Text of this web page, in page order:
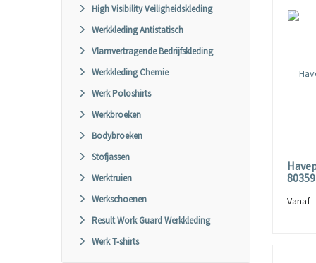
High Visibility Veiligheidskleding
Werkkleding Antistatisch
Vlamvertragende Bedrijfskleding
Werkkleding Chemie
Werk Poloshirts
Werkbroeken
Bodybroeken
Stofjassen
Werktruien
Werkschoenen
Result Work Guard Werkkleding
Werk T-shirts
80359
Vanaf